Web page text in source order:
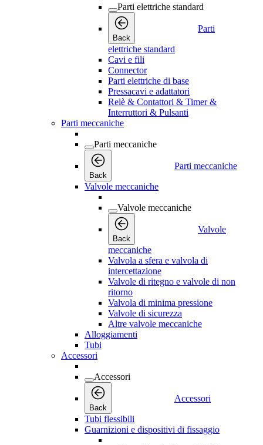
Parti elettriche standard
Back
Parti
elettriche standard
Cavi e fili
Connector
Parti elettriche di base
Pressacavi e adattatori
Relè & Contattori & Timer &
Interruttori & Pulsanti
Parti meccaniche
Parti meccaniche
Back
Parti meccaniche
Valvole meccaniche
Valvole meccaniche
Back
Valvole
meccaniche
Valvola a sfera e valvola di
intercettazione
Valvole di ritegno e valvole di non
ritorno
Valvola di minima pressione
Valvole di sicurezza
Altre valvole meccaniche
Alloggiamenti
Tubi
Accessori
Accessori
Back
Accessori
Tubi flessibili
Guarnizioni e dispositivi di fissaggio